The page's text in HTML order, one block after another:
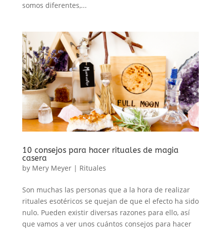
somos diferentes,...
10 consejos para hacer rituales de magia
casera
by Mery Meyer| Rituales
Son muchas las personas que a la hora de realizar
rituales esotéricos se quejan de que el efecto ha sido
nulo. Pueden existir diversas razones para ello, así
que vamos a ver unos cuántos consejos para hacer